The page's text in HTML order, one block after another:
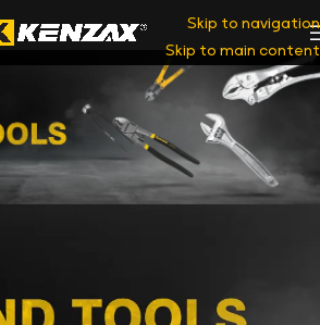
Skip to navigation
Skip to main content